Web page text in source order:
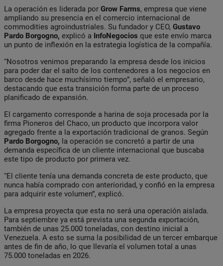
La operación es liderada por Grow Farms, empresa que viene
ampliando su presencia en el comercio internacional de
commodities agroindustriales. Su fundador y CEO, Gustavo
Pardo Borgogno, explicó a InfoNegocios que este envío marca
un punto de inflexión en la estrategia logística de la compañía.
“Nosotros venimos preparando la empresa desde los inicios
para poder dar el salto de los contenedores a los negocios en
barco desde hace muchísimo tiempo”, señaló el empresario,
destacando que esta transición forma parte de un proceso
planificado de expansión.
El cargamento corresponde a harina de soja procesada por la
firma Pioneros del Chaco, un producto que incorpora valor
agregado frente a la exportación tradicional de granos. Según
Pardo Borgogno, la operación se concretó a partir de una
demanda específica de un cliente internacional que buscaba
este tipo de producto por primera vez.
“El cliente tenía una demanda concreta de este producto, que
nunca había comprado con anterioridad, y confió en la empresa
para adquirir este volumen”, explicó.
La empresa proyecta que esta no será una operación aislada.
Para septiembre ya está prevista una segunda exportación,
también de unas 25.000 toneladas, con destino inicial a
Venezuela. A esto se suma la posibilidad de un tercer embarque
antes de fin de año, lo que llevaría el volumen total a unas
75.000 toneladas en 2026.